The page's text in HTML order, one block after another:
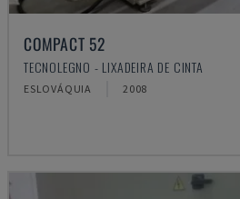
COMPACT 52
TECNOLEGNO - LIXADEIRA DE CINTA
ESLOVÁQUIA 2008